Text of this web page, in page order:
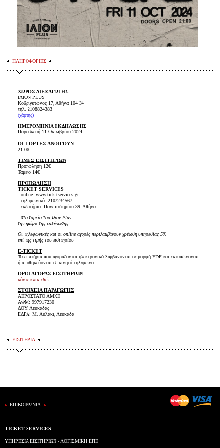
ΠΛΗΡΟΦΟΡΙΕΣ
ΧΩΡΟΣ ΔΙΕΞΑΓΩΓΗΣ
ΙΛΙΟΝ PLUS
Κοδριγκτώνος 17, Αθήνα 104 34
τηλ. 2108824383
(χάρτης)
ΗΜΕΡΟΜΗΝΙΑ ΕΚΔΗΛΩΣΗΣ
Παρασκευή 11 Οκτωβρίου 2024
ΟΙ ΠΟΡΤΕΣ ΑΝΟΙΓΟΥΝ
21:00
ΤΙΜΕΣ ΕΙΣΙΤΗΡΙΩΝ
Προπώληση 12€
Ταμείο 14€
ΠΡΟΠΩΛΗΣΗ
TICKET SERVICES
- online: www.ticketservices.gr
- τηλεφωνικά: 2107234567
- εκδοτήριο: Πανεπιστημίου 39, Αθήνα
- στο ταμείο του Ιλιον Plus
την ημέρα της εκδήλωσης
Οι τηλεφωνικές και οι online αγορές περιλαμβάνουν χρέωση υπηρεσίας 5%
επί της τιμής του εισιτηρίου
E-TICKET
Τα εισιτήρια που αγοράζονται ηλεκτρονικά λαμβάνονται σε μορφή PDF και εκτυπώνονται
ή αποθηκεύονται σε κινητό τηλέφωνο
ΟΡΟΙ ΑΓΟΡΑΣ ΕΙΣΙΤΗΡΙΩΝ
κάντε κλικ εδώ
ΣΤΟΙΧΕΙΑ ΠΑΡΑΓΩΓΗΣ
ΑΕΡΟΣΤΑΤΟ ΑΜΚΕ
ΑΦΜ: 997917230
ΔΟΥ: Λευκάδας
ΕΔΡΑ: Μ. Αυλάκι, Λευκάδα
ΕΙΣΙΤΗΡΙΑ
ΕΠΙΚΟΙΝΩΝΙΑ
TICKET SERVICES
ΥΠΗΡΕΣΙΑ ΕΙΣΙΤΗΡΙΩΝ - ΛΟΓΙΣΜΙΚΗ ΕΠΕ